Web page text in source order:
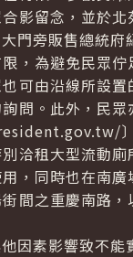
影留念，並於
門旁販售總統府
為避免民眾佇
可由沿線所設
問。此外，民
〕
租大型流動廁
，同時也在南
間之重慶南路
素影響致不能